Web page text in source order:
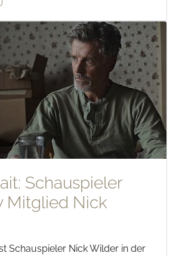
Schauspieler
Mitglied Nick
Schauspieler Nick Wilder in der